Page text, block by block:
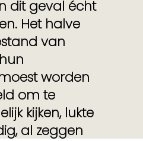
dit geval écht
Het halve
van
worden
om te
kijken, lukte
al zeggen